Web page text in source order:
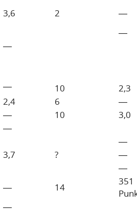
3,6 2
―
―
―
― 10
2,3
2,4 6
―
― 10
3,0
―
―
3,7 ?
―
―
― 14
351
―